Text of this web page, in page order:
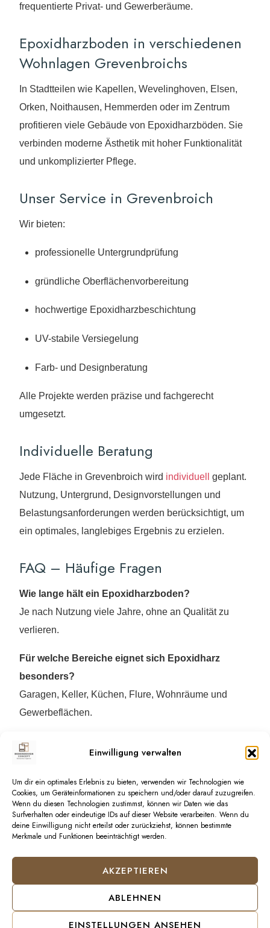
Einwilligung verwalten
Um dir ein optimales Erlebnis zu bieten, verwenden wir Technologien wie
Cookies, um Geräteinformationen zu speichern und/oder darauf zuzugreifen.
Wenn du diesen Technologien zustimmst, können wir Daten wie das
Surfverhalten oder eindeutige IDs auf dieser Website verarbeiten. Wenn du
deine Einwilligung nicht erteilst oder zurückziehst, können bestimmte
Merkmale und Funktionen beeinträchtigt werden.
AKZEPTIEREN
ABLEHNEN
EINSTELLUNGEN ANSEHEN
frequentierte Privat- und Gewerberäume.
Epoxidharzboden in verschiedenen
Wohnlagen Grevenbroichs
In Stadtteilen wie Kapellen, Wevelinghoven, Elsen,
Orken, Noithausen, Hemmerden oder im Zentrum
profitieren viele Gebäude von Epoxidharzböden. Sie
verbinden moderne Ästhetik mit hoher Funktionalität
und unkomplizierter Pflege.
Unser Service in Grevenbroich
Wir bieten:
professionelle Untergrundprüfung
gründliche Oberflächenvorbereitung
hochwertige Epoxidharzbeschichtung
UV-stabile Versiegelung
Farb- und Designberatung
Alle Projekte werden präzise und fachgerecht
umgesetzt.
Individuelle Beratung
Jede Fläche in Grevenbroich wird individuell
geplant.
Nutzung, Untergrund, Designvorstellungen und
Belastungsanforderungen werden berücksichtigt, um
ein optimales, langlebiges Ergebnis zu erzielen.
FAQ – Häufige Fragen
Wie lange hält ein Epoxidharzboden?
Je nach Nutzung viele Jahre, ohne an Qualität zu
verlieren.
Für welche Bereiche eignet sich Epoxidharz
besonders?
Garagen, Keller, Küchen, Flure, Wohnräume und
Gewerbeflächen.
DeinProjekt,dein
Style!
Kontaktieren Sie uns noch heute und
freuen Sie sich morgen über sauberere
Räume & Terrassen